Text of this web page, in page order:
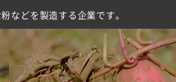
などを製造する企業です。